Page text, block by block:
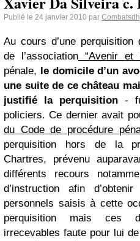
Publié le 24 janvier 2010 par Combatsdh
Au cours d’une
de l’association “Avenir et
pénale, le domicile d’un
une suite de ce château
justifié la perquisition-
policiers. Ce dernier avait
du Code de procédure
perquisition hors de la
Chartres, prévenu
différents recours
d’instruction afin d’obtenir
personnels saisis à cette
perquisition mais ces
irrecevables faute pour lui